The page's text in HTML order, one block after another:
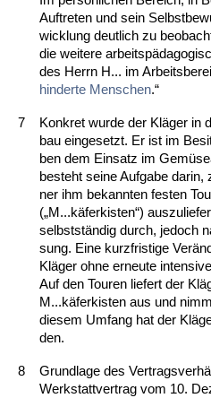
Auf­tre­ten und sein
wick­lung deut­lich zu
die wei­te­re
des Herrn H... im
hin­der­te Men­schen.“
7
Kon­kret wur­de der Kläger in
bau ein­ge­setzt. Er ist im
ben dem Ein­satz im
be­steht sei­ne Auf­ga­be
ner ihm be­kann­ten fes­ten
(„M...käfer­kis­ten“)
selbstständig durch, je­doch
sung. Ei­ne kurz­fris­ti­ge
Kläger oh­ne er­neu­te
Auf den Tou­ren lie­fert der
M...käfer­kis­ten aus und
die­sem Um­fang hat der
den.
8
Grund­la­ge des
Werk­statt­ver­trag vom 10.